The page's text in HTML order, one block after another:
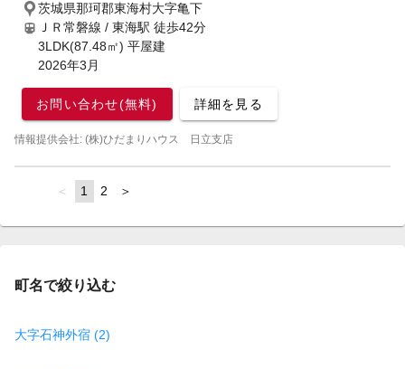
茨城県那珂郡東海村大字亀下
ＪＲ常磐線 / 東海駅 徒歩42分
3LDK(87.48㎡) 平屋建
2026年3月
お問い合わせ(無料) 詳細を見る
情報提供会社: (株)ひだまりハウス 日立支店
page
You're
page
1 page
2 page
町名で絞り込む
大字石神外宿 (2)